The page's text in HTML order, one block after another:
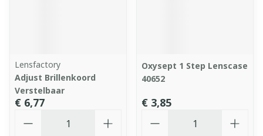
Lensfactory
Adjust Brillenkoord
Verstelbaar
€ 6,77
Oxysept 1 Step Lenscase
40652
€ 3,85